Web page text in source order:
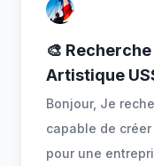
🎨
Artistique
Bonjour, Je
capable de
pour une